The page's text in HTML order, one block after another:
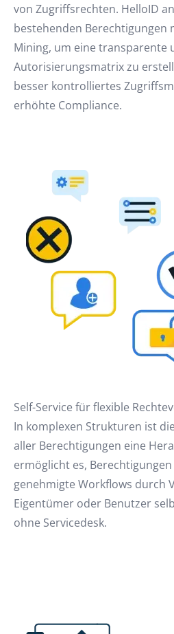
von Zugriffsrechten. HelloID
bestehenden Berechtigungen
Mining, um eine transparente
Autorisierungsmatrix zu
besser kontrolliertes
erhöhte Compliance.
Self-Service für flexible
In komplexen Strukturen ist
aller Berechtigungen eine
ermöglicht es,
genehmigte Workflows durch
Eigentümer oder Benutzer
ohne Servicedesk.